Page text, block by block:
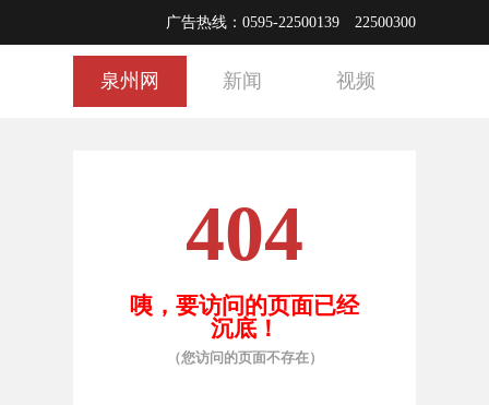
广告热线：0595-22500139 22500300
泉州网 新闻 视频
404
咦，要访问的页面已经
沉底！
（您访问的页面不存在）